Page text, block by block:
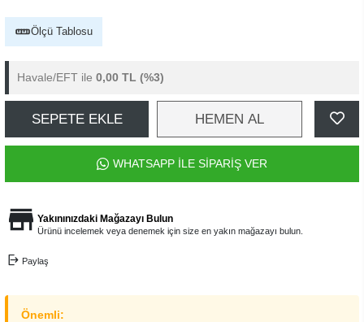
Ölçü Tablosu
Havale/EFT ile 0,00 TL (%3)
SEPETE EKLE HEMEN AL
WHATSAPP İLE SİPARİŞ VER
Yakınınızdaki Mağazayı Bulun
Ürünü incelemek veya denemek için size en yakın mağazayı bulun.
Paylaş
Önemli: